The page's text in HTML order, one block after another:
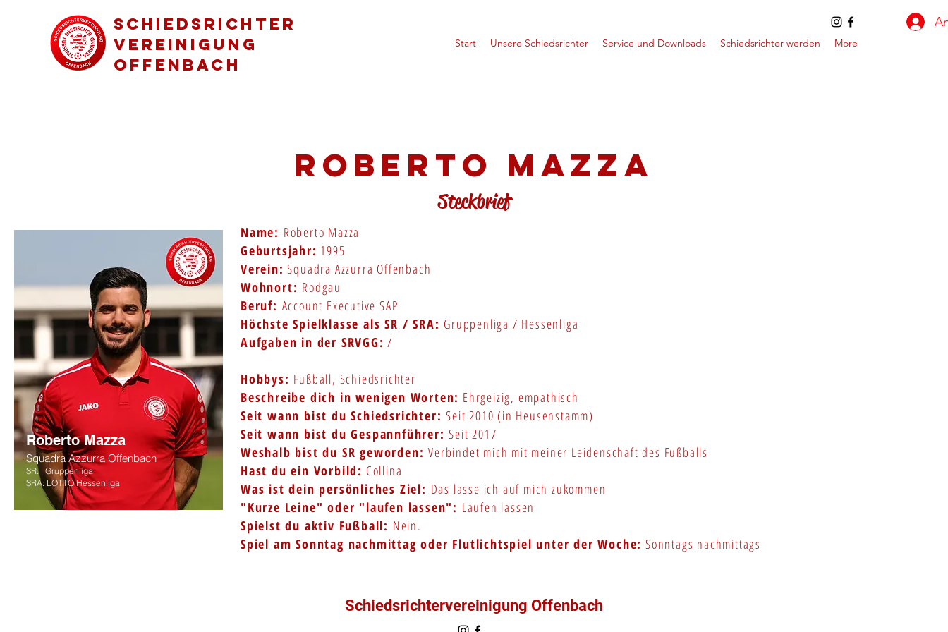
Schiedsrichter
vereinigung
Offenbach
Start Unsere Schiedsrichter Service und Downloads Schiedsrichter werden More
Roberto Mazza
Steckbrief
Roberto Mazza
Squadra Azzurra Offenbach
SR: Gruppenliga
SRA: LOTTO Hessenliga
Name: Roberto Mazza
Geburtsjahr: 1995
Verein: Squadra Azzurra Offenbach
Wohnort: Rodgau
Beruf: Account Executive SAP
Höchste Spielklasse als SR / SRA: Gruppenliga / Hessenliga
Aufgaben in der SRVGG: /
Hobbys: Fußball, Schiedsrichter
Beschreibe dich in wenigen Worten: Ehrgeizig, empathisch
Seit wann bist du Schiedsrichter:Seit 2010 (in Heusenstamm)
Seit wann bist du Gespannführer:Seit 2017
Weshalb bist du SR geworden:Verbindet mich mit meiner Leidenschaft des Fußballs
Hast du ein Vorbild: Collina
Was ist dein persönliches Ziel: Das lasse ich auf mich zukommen
"Kurze Leine" oder "laufen lassen": Laufen lassen
Spielst du aktiv Fußball: Nein.
Spiel am Sonntag nachmittag oder Flutlichtspiel unter der Woche: Sonntags nachmittags
Schiedsrichtervereinigung Offenbach